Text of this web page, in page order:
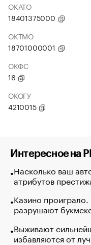
ОКАТО
18401375000
ОКТМО
18701000001
ОКФС
16
ОКОГУ
4210015
Интересное на
Насколько ваш
атрибутов
Казино
разрушают
Выживают
избавляются от